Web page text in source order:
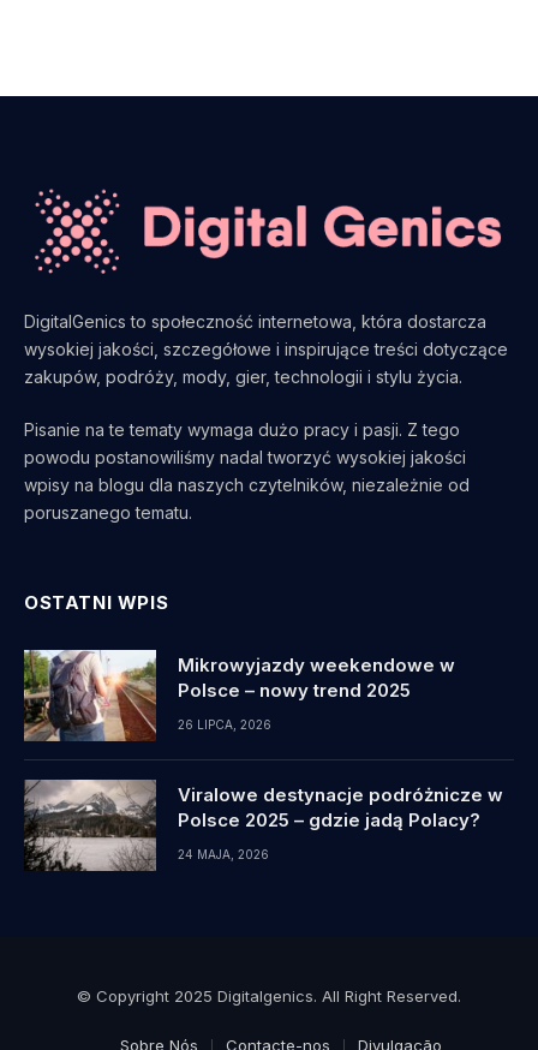
DigitalGenics to społeczność internetowa, która dostarcza
wysokiej jakości, szczegółowe i inspirujące treści dotyczące
zakupów, podróży, mody, gier, technologii i stylu życia.
Pisanie na te tematy wymaga dużo pracy i pasji. Z tego
powodu postanowiliśmy nadal tworzyć wysokiej jakości
wpisy na blogu dla naszych czytelników, niezależnie od
poruszanego tematu.
OSTATNI WPIS
Mikrowyjazdy weekendowe w
Polsce – nowy trend 2025
26 LIPCA, 2026
Viralowe destynacje podróżnicze w
Polsce 2025 – gdzie jadą Polacy?
24 MAJA, 2026
© Copyright 2025 Digitalgenics. All Right Reserved.
Sobre Nós Contacte-nos Divulgação